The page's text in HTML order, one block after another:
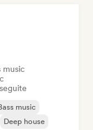
music
music
Deep house